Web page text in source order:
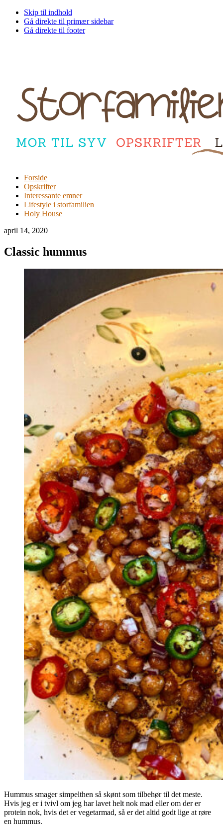
Skip til indhold
Gå direkte til primær sidebar
Gå direkte til footer
Forside
Opskrifter
Interessante emner
Lifestyle i storfamilien
Holy House
april 14, 2020
Classic hummus
Hummus smager simpelthen så skønt som tilbehør til det meste.
Hvis jeg er i tvivl om jeg har lavet helt nok mad eller om der er
protein nok, hvis det er vegetarmad, så er det altid godt lige at røre
en hummus.